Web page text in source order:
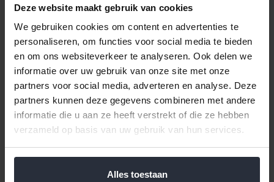
Deze website maakt gebruik van cookies
We gebruiken cookies om content en advertenties te
personaliseren, om functies voor social media te bieden
en om ons websiteverkeer te analyseren. Ook delen we
informatie over uw gebruik van onze site met onze
partners voor social media, adverteren en analyse. Deze
partners kunnen deze gegevens combineren met andere
informatie die u aan ze heeft verstrekt of die ze hebben
verzameld op basis van uw gebruik van hun services.
Alles toestaan
Deze afdruiprek is de uitvinding voor in een kleine keuken of op
vakantie in de carvan. Na gebruik kunt u 'm eenvoudig
opvouwen en opruimen.
Afmetingen: 38x29 cm (LxB)
Hoogte uitgevouwen: 12 cm
Hoogte ingevouwen: 5 cm
Reviews
Help ons en andere klanten door het schrijven van een review